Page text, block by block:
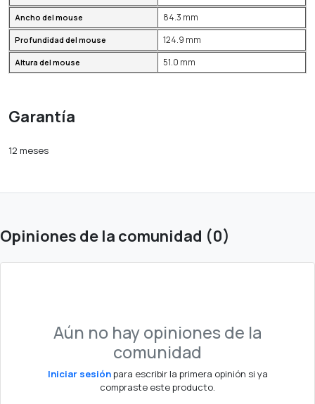
Ancho del mouse 84.3 mm
Profundidad del mouse 124.9 mm
Altura del mouse 51.0 mm
Garantía
12 meses
Opiniones de la comunidad (0)
Aún no hay opiniones de la
comunidad
Iniciar sesiónpara escribir la primera opinión si ya
compraste este producto.